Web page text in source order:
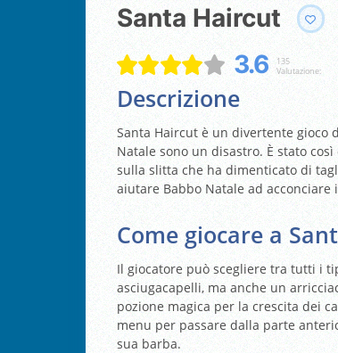
Santa Haircut
3.6
135
Valutazione:
Descrizione
Santa Haircut è un divertente gioco
Natale sono un disastro. È stato
sulla slitta che ha dimenticato di
aiutare Babbo Natale ad acconciare
Come giocare a
Il giocatore può scegliere tra tutti i
asciugacapelli, ma anche un
pozione magica per la crescita dei
menu per passare dalla parte
sua barba.